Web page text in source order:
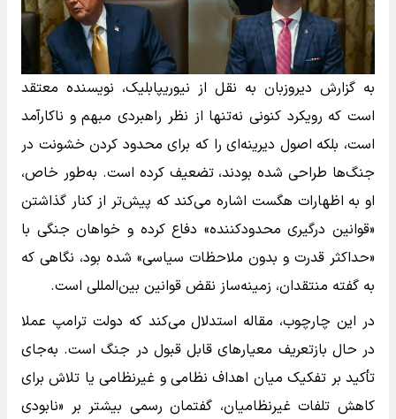
به گزارش دیروزبان به نقل از نیوریپابلیک، نویسنده معتقد
است که رویکرد کنونی نه‌تنها از نظر راهبردی مبهم و ناکارآمد
است، بلکه اصول دیرینه‌ای را که برای محدود کردن خشونت در
جنگ‌ها طراحی شده بودند، تضعیف کرده است. به‌طور خاص،
او به اظهارات هگست اشاره می‌کند که پیش‌تر از کنار گذاشتن
«قوانین درگیری محدودکننده» دفاع کرده و خواهان جنگی با
«حداکثر قدرت و بدون ملاحظات سیاسی» شده بود، نگاهی که
به گفته منتقدان، زمینه‌ساز نقض قوانین بین‌المللی است.
در این چارچوب، مقاله استدلال می‌کند که دولت ترامپ عملا
در حال بازتعریف معیارهای قابل قبول در جنگ است. به‌جای
تأکید بر تفکیک میان اهداف نظامی و غیرنظامی یا تلاش برای
کاهش تلفات غیرنظامیان، گفتمان رسمی بیشتر بر «نابودی